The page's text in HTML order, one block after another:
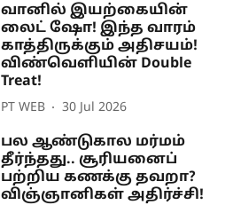
வானில் இயற்கையின்
லைட் ஷோ! இந்த வாரம்
காத்திருக்கும் அதிசயம்!
விண்வெளியின் Double
Treat!
PT WEB 30 Jul 2026
பல ஆண்டுகால மர்மம்
தீர்ந்தது.. சூரியனைப்
பற்றிய கணக்கு தவறா?
விஞ்ஞானிகள் அதிர்ச்சி!